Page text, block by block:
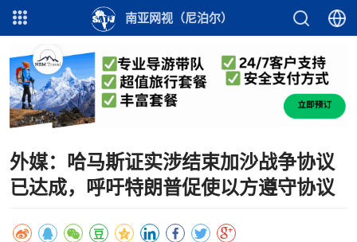
南亚网视（尼泊尔）
外媒：哈马斯证实涉结束加沙战争协议
已达成，呼吁特朗普促使以方遵守协议